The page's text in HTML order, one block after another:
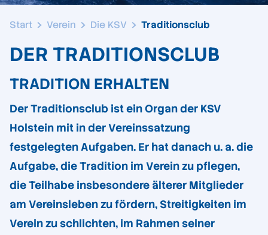
Start Verein Die KSV Traditionsclub
DER TRADITIONSCLUB
TRADITION ERHALTEN
Der Traditionsclub ist ein Organ der KSV
Holstein mit in der Vereinssatzung
festgelegten Aufgaben. Er hat danach u. a. die
Aufgabe, die Tradition im Verein zu pflegen,
die Teilhabe insbesondere älterer Mitglieder
am Vereinsleben zu fördern, Streitigkeiten im
Verein zu schlichten, im Rahmen seiner